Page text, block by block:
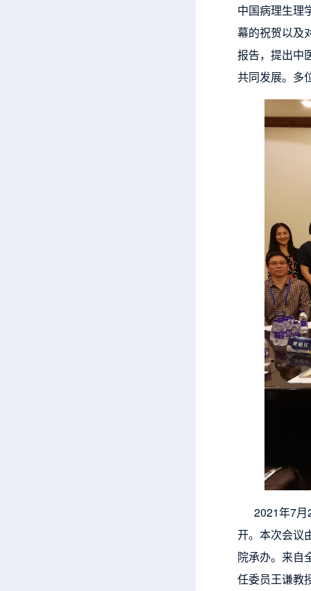
中国病理生理
幕的祝贺以及
报告，提出中
共同发展。多
2021年7月
开。本次会议
院承办。来自
任委员王谦教